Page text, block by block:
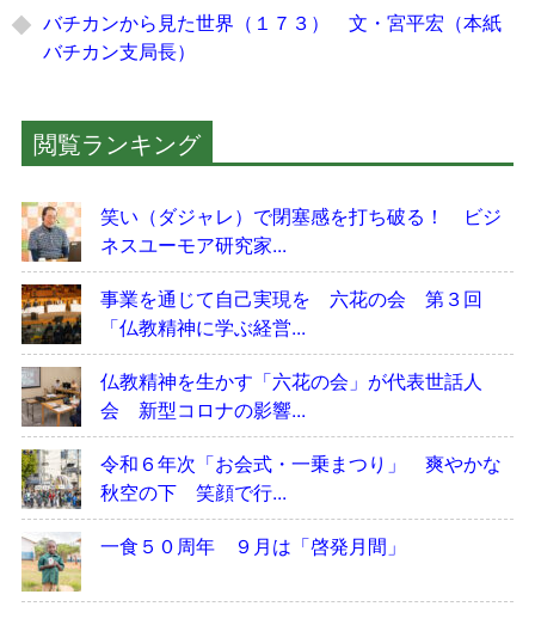
バチカンから見た世界（１７３） 文・宮平宏（本紙
バチカン支局長）
閲覧ランキング
笑い（ダジャレ）で閉塞感を打ち破る！ ビジ
ネスユーモア研究家...
事業を通じて自己実現を 六花の会 第３回
「仏教精神に学ぶ経営...
仏教精神を生かす「六花の会」が代表世話人
会 新型コロナの影響...
令和６年次「お会式・一乗まつり」 爽やかな
秋空の下 笑顔で行...
一食５０周年 ９月は「啓発月間」